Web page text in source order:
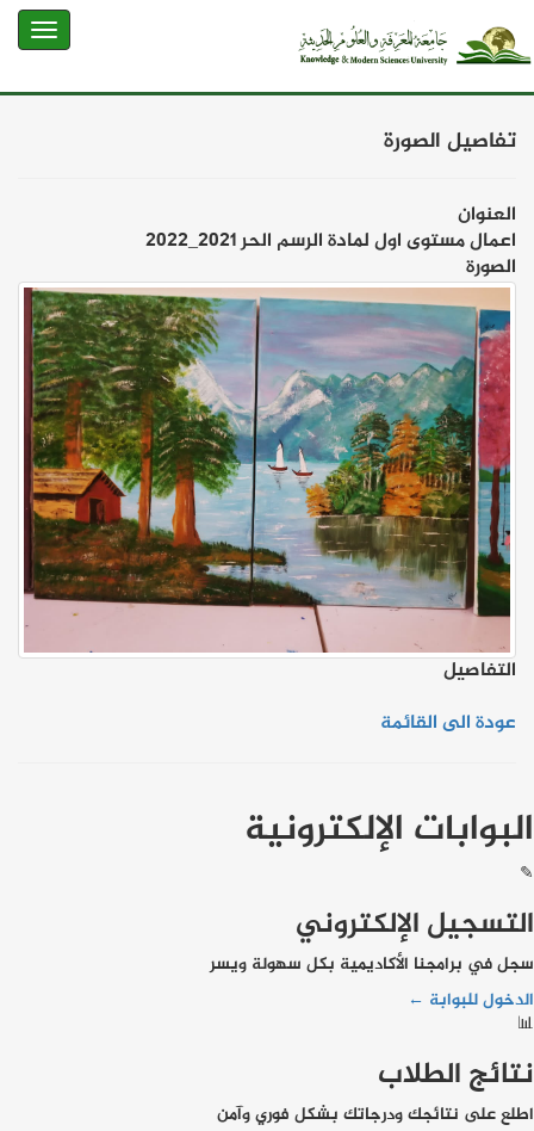
تفاصيل الصورة
العنوان
اعمال مستوى اول لمادة الرسم الحر ٢٠٢١_٢٠٢٢
الصورة
التفاصيل
عودة الى القائمة
البوابات الإلكترونية
✎
التسجيل الإلكتروني
سجل في برامجنا الأكاديمية بكل سهولة ويسر
الدخول للبوابة ←
📊
نتائج الطلاب
اطلع على نتائجك ودرجاتك بشكل فوري وآمن